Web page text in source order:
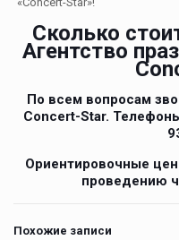
Сколько
Агентство
По всем вопросам
Concert-Star.
Ориентировочные
проведению
Похожие записи